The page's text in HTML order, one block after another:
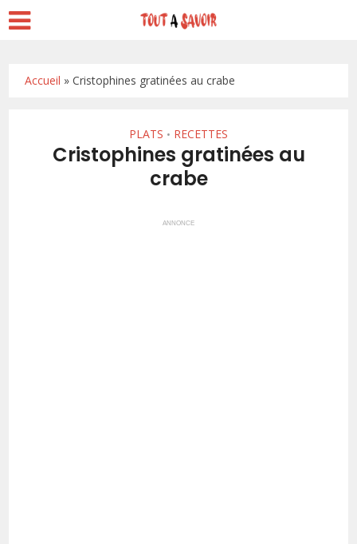
Accueil »Cristophines gratinées au crabe
PLATS • RECETTES
Cristophines gratinées au
crabe
ANNONCE